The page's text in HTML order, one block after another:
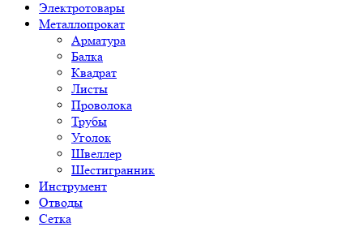
Электротовары
Металлопрокат
Арматура
Балка
Квадрат
Листы
Проволока
Трубы
Уголок
Швеллер
Шестигранник
Инструмент
Отводы
Сетка